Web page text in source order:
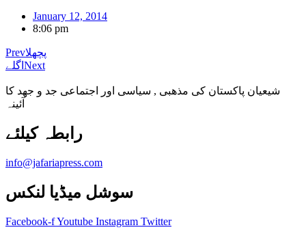
January 12, 2014
8:06 pm
Prevپچھلا
اگلے Next
شیعیان پاکستان کی مذهبی , سیاسی اور اجتماعی جد و جهد کا
آئینہ
info@jafariapress.com​
سوشل میڈیا لنکس
Facebook-fYoutube Instagram Twitter